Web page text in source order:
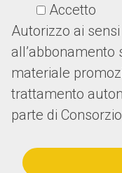
Accetto
Autorizzo ai
all’abbonamento
materiale
trattamento
parte di